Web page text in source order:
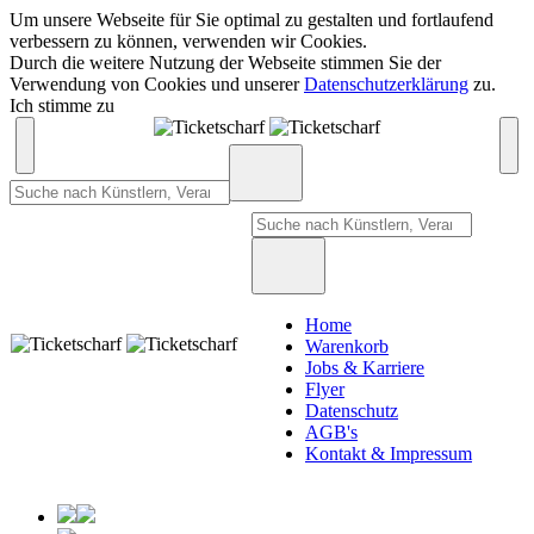
Um unsere Webseite für Sie optimal zu gestalten und fortlaufend
verbessern zu können, verwenden wir Cookies.
Durch die weitere Nutzung der Webseite stimmen Sie der
Verwendung von Cookies und unsererDatenschutzerklärung zu.
Ich stimme zu
Home
Warenkorb
Jobs & Karriere
Flyer
Datenschutz
AGB's
Kontakt & Impressum